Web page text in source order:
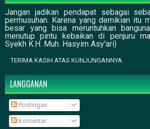
Jangan jadikan pendapat sebagai
permusuhan. Karena yang demikian itu
besar yang bisa meruntuhkan
menutup pintu kebaikan di penjuru
Syekh K.H. Muh. Hasyim Asy'ari)
TERIMA KASIH ATAS KUNJUNGANNYA
LANGGANAN
Postingan
Komentar